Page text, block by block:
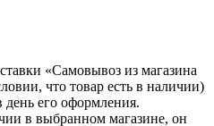
«Самовывоз из магазина
что товар есть в наличии)
день его оформления.
в выбранном магазине, он